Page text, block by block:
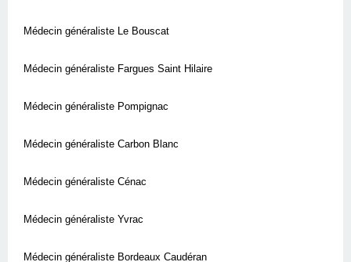
Médecin généraliste Le Bouscat
Médecin généraliste Fargues Saint Hilaire
Médecin généraliste Pompignac
Médecin généraliste Carbon Blanc
Médecin généraliste Cénac
Médecin généraliste Yvrac
Médecin généraliste Bordeaux Caudéran